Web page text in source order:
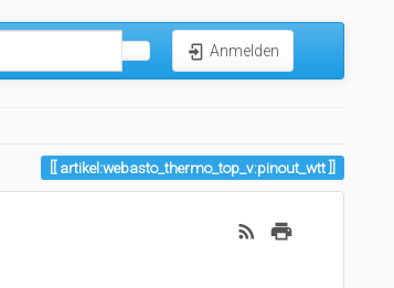
Anmelden
artikel:webasto_thermo_top_v:pinout_wtt